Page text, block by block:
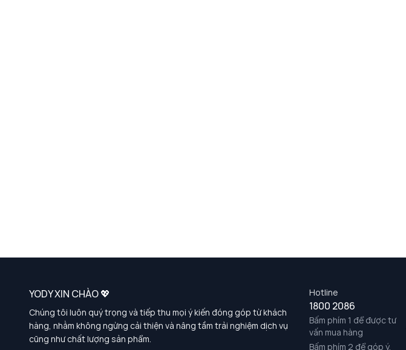
Hotline
1800 2086
Bấm phím 1 để được tư
vấn mua hàng
Bấm phím 2 để góp ý,
YODY XIN CHÀO 💖
Chúng tôi luôn quý trọng và tiếp thu mọi ý kiến đóng góp từ khách
hàng, nhằm không ngừng cải thiện và nâng tầm trải nghiệm dịch vụ
cũng như chất lượng sản phẩm.